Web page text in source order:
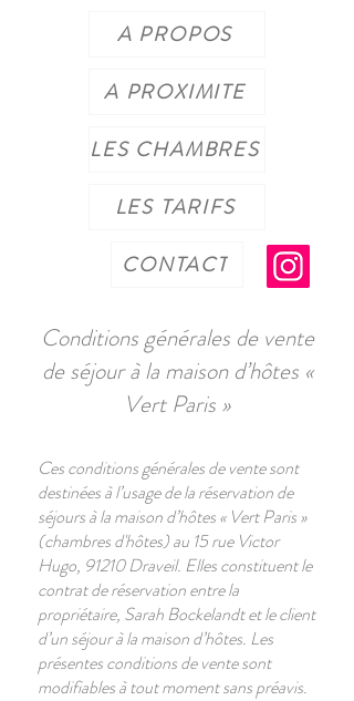
A PROPOS
A PROXIMITE
LES CHAMBRES
LES TARIFS
CONTACT
Conditions générales de vente
de séjour à la maison d’hôtes «
Vert Paris »
Ces conditions générales de vente sont
destinées à l’usage de la réservation de
séjours à la maison d’hôtes « Vert Paris »
(chambres d'hôtes) au 15 rue Victor
Hugo, 91210 Draveil. Elles constituent le
contrat de réservation entre la
propriétaire, Sarah Bockelandt et le client
d’un séjour à la maison d’hôtes. Les
présentes conditions de vente sont
modifiables à tout moment sans préavis.